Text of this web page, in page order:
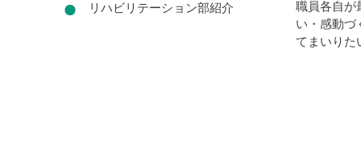
職員各自が
い・感動づ
てまいりた
リハビリテーション部紹介